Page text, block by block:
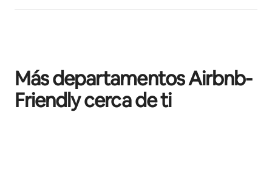
Más departamentos Airbnb-
Friendly cerca de ti